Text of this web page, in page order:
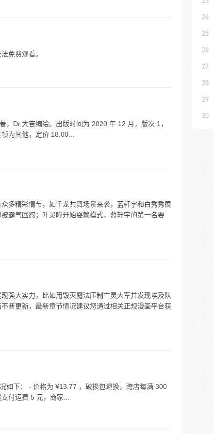
免费观看。
Dr.大吉编绘。出版时间为 2020 年 12 月，版次 1，
为其他，定价 18.00...
多精彩情节，如千龙共舞场景来袭，蓝轩宇和白秀秀展
霸气回怼；叶灵瞳开始耍赖模式，蓝轩宇的第一名要
强大实力，比如用毁灭魔法压制亡灵大军并发现埃及队
断更新，最新章节情况建议您通过相关正规漫画平台获
如下： - 价格为 ¥13.77 ，破损包退换，跨店每满 300
付运费 5 元，商家...
24
25
26
27
28
29
30